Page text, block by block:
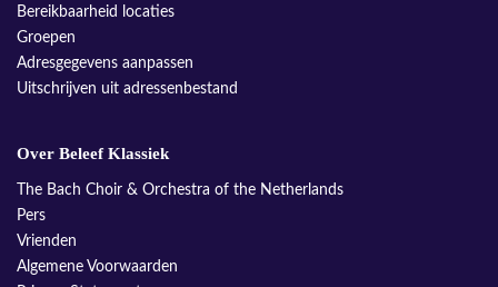
Bereikbaarheid locaties
Groepen
Adresgegevens aanpassen
Uitschrijven uit adressenbestand
Over Beleef Klassiek
The Bach Choir & Orchestra of the Netherlands
Pers
Vrienden
Algemene Voorwaarden